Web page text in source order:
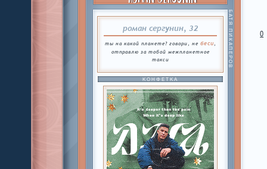
роман сергунин, 32
ты на какой планете? говори, не беси,
отправлю за тобой межпланетное
такси
БАТЯ ПИКАПЕРОВ
КОНФЕТКА
0